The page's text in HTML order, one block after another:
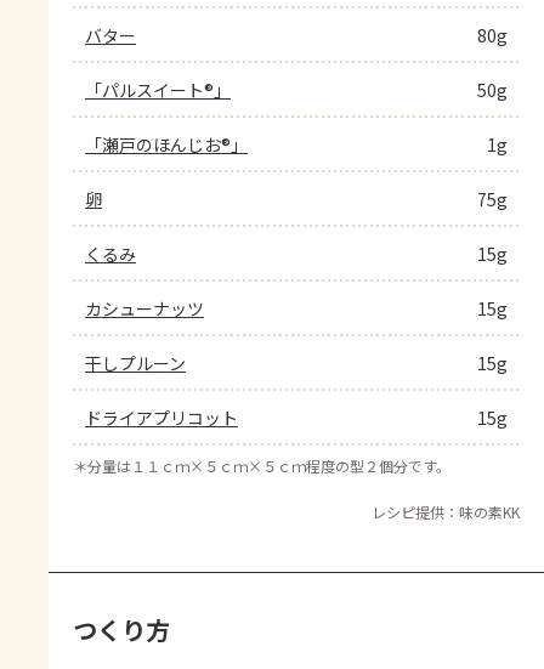
バター 80g
「パルスイート®」 50g
「瀬戸のほんじお®」 1g
卵 75g
くるみ 15g
カシューナッツ 15g
干しプルーン 15g
ドライアプリコット 15g
＊分量は１１ｃｍ×５ｃｍ×５ｃｍ程度の型２個分です。
レシピ提供：味の素KK
つくり方